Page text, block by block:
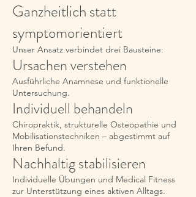
Ganzheitlich statt
symptomorientiert
Unser Ansatz verbindet drei Bausteine:
Ursachen verstehen
Ausführliche Anamnese und funktionelle
Untersuchung.
Individuell behandeln
Chiropraktik, strukturelle Osteopathie und
Mobilisationstechniken – abgestimmt auf
Ihren Befund.
Nachhaltig stabilisieren
Individuelle Übungen und Medical Fitness
zur Unterstützung eines aktiven Alltags.